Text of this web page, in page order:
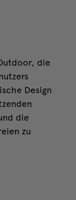
die
Design
die
zu